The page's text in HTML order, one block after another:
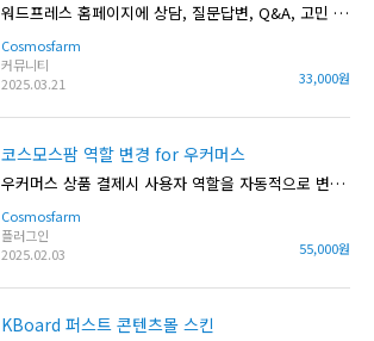
워드프레스 홈페이지에 상담, 질문답변, Q&A, 고민 게시판을 쉽게 만들 수 있습니다.
Cosmosfarm
커뮤니티
2025.03.21
33,000원
코스모스팜 역할 변경 for 우커머스
우커머스 상품 결제시 사용자 역할을 자동적으로 변경할 수 있습니다.
Cosmosfarm
플러그인
2025.02.03
55,000원
KBoard 퍼스트 콘텐츠몰 스킨